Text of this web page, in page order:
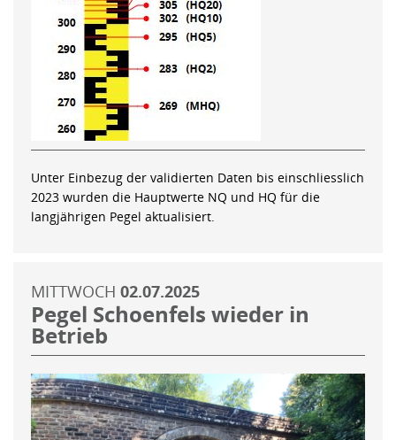
Unter Einbezug der validierten Daten bis einschliesslich
2023 wurden die Hauptwerte NQ und HQ für die
langjährigen Pegel aktualisiert.
MITTWOCH 02.07.2025
Pegel Schoenfels wieder in
Betrieb